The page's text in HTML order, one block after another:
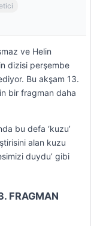
ve Helin
dizisi perşembe
Bu akşam 13.
bir fragman daha
bu defa ‘kuzu’
alan kuzu
duydu’ gibi
FRAGMAN